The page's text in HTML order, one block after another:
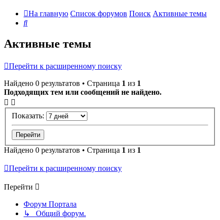
На главную Список форумов Поиск Активные темы
Поиск
Активные темы
Перейти к расширенному поиску
Найдено 0 результатов • Страница 1 из 1
Подходящих тем или сообщений не найдено.
Показать:
Найдено 0 результатов • Страница 1 из 1
Перейти к расширенному поиску
Перейти
Форум Портала
↳ Общий форум.